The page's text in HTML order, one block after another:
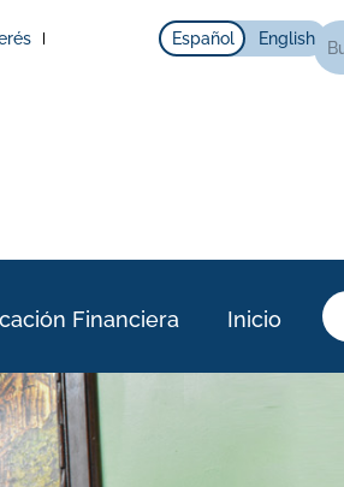
Español English
Financiera Inicio